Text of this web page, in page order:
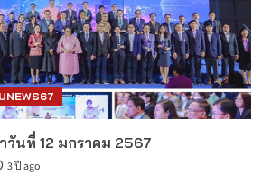
วันที่ 12 มกราคม 2567
3 ปี ago